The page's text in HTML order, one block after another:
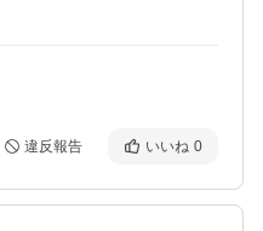
違反報告 いいね 0